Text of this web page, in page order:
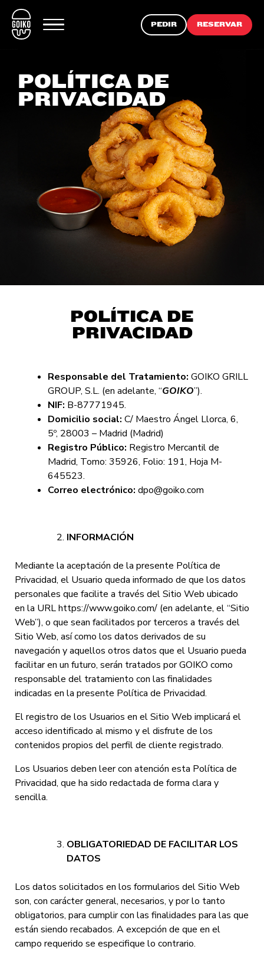
PEDIR RESERVAR
POLÍTICA DE
PRIVACIDAD
POLÍTICA DE
PRIVACIDAD
Responsable del Tratamiento: GOIKO GRILL
GROUP, S.L. (en adelante, “GOIKO”).
NIF: B-87771945.
Domicilio social: C/ Maestro Ángel Llorca, 6,
5º, 28003 – Madrid (Madrid)
Registro Público: Registro Mercantil de
Madrid, Tomo: 35926, Folio: 191, Hoja M-
645523.
Correo electrónico: dpo@goiko.com
INFORMACIÓN
Mediante la aceptación de la presente Política de
Privacidad, el Usuario queda informado de que los datos
personales que facilite a través del Sitio Web ubicado
en la URL https://www.goiko.com/ (en adelante, el “Sitio
Web”), o que sean facilitados por terceros a través del
Sitio Web, así como los datos derivados de su
navegación y aquellos otros datos que el Usuario pueda
facilitar en un futuro, serán tratados por GOIKO como
responsable del tratamiento con las finalidades
indicadas en la presente Política de Privacidad.
El registro de los Usuarios en el Sitio Web implicará el
acceso identificado al mismo y el disfrute de los
contenidos propios del perfil de cliente registrado.
Los Usuarios deben leer con atención esta Política de
Privacidad, que ha sido redactada de forma clara y
sencilla.
OBLIGATORIEDAD DE FACILITAR LOS
DATOS
Los datos solicitados en los formularios del Sitio Web
son, con carácter general, necesarios, y por lo tanto
obligatorios, para cumplir con las finalidades para las que
están siendo recabados. A excepción de que en el
campo requerido se especifique lo contrario.